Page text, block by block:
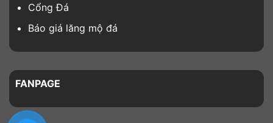
Cổng Đá
Báo giá lăng mộ đá
FANPAGE